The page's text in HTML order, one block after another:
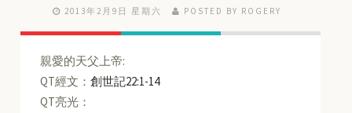
2013年2月9日 星期六 POSTED BY ROGERY
親愛的天父上帝:
QT經文：創世記22:1-14
QT亮光：